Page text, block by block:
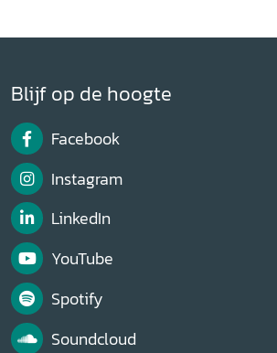
Blijf op de hoogte
Facebook
Instagram
LinkedIn
YouTube
Spotify
Soundcloud